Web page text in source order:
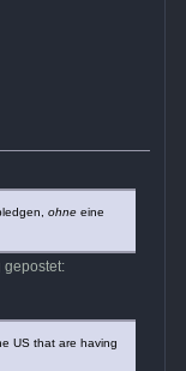
ohneeine
gepostet:
US that are having